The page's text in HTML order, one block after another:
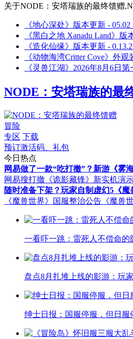
关于NODE：安塔瑞族的最终馈赠
《地心深处》版本更新 -
《黑白之地 Xanadu Land》
《造化仙缘》版本更新 -
《动物海湾Critter Cove》外观
《灵兽江湖》2026年8月6日
NODE：安塔瑞族的最
冒险
专区 下载
预订激活码、礼包
今日热点
网易做了一款“吃打撤”？新游《雾
网易搜打撤《诡影藏锋》新实机演
随时准备下架？玩家自制虚幻5《
《魔兽世界》国服整治公告 《魔兽
一看吓一跳：雷死人不偿命的
盘点8月扎堆上线的影游：玩
绅士日报：国服停服，但日服